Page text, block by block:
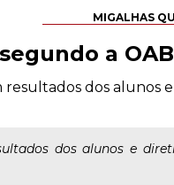
MIGALHAS
a OAB
resultados dos alunos e
dos alunos e